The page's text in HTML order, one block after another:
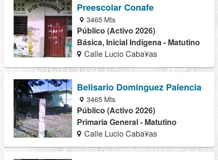
Preescolar Conafe
3465 Mts
Público (Activo 2026)
Básica, Inicial Indígena - Matutino
Calle Lucio Caba¥as
Belisario Dominguez Palencia
3465 Mts
Público (Activo 2026)
Primaria General - Matutino
Calle Lucio Caba¥as